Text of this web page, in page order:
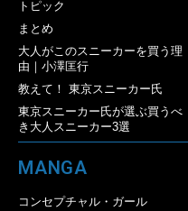
トピック
まとめ
大人がこのスニーカーを買う理
由｜小澤匡行
教えて！ 東京スニーカー氏
東京スニーカー氏が選ぶ買うべ
き大人スニーカー3選
MANGA
コンセプチャル・ガール